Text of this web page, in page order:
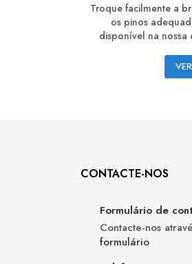
Troque facilmente a
os pinos
disponível na nossa
CONTACTE-NOS
Formulário de
Contacte-nos
formulário